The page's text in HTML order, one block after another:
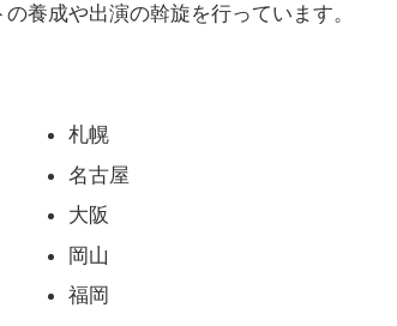
養成や出演の斡旋を行っています。
札幌
名古屋
大阪
岡山
福岡